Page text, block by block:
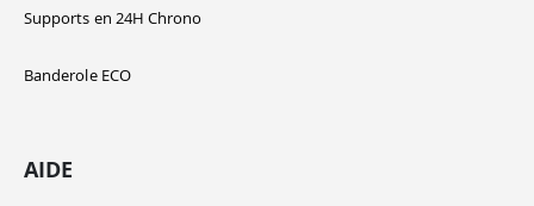
Supports en 24H Chrono
Banderole ECO
AIDE